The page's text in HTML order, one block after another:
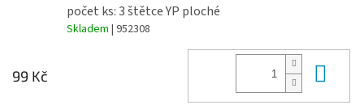
počet ks: 3 štětce YP ploché
Skladem | 952308
99 Kč